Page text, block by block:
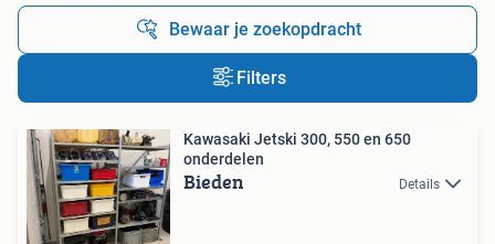
Bewaar je zoekopdracht
Filters
Kawasaki Jetski 300, 550 en 650
onderdelen
Bieden Details